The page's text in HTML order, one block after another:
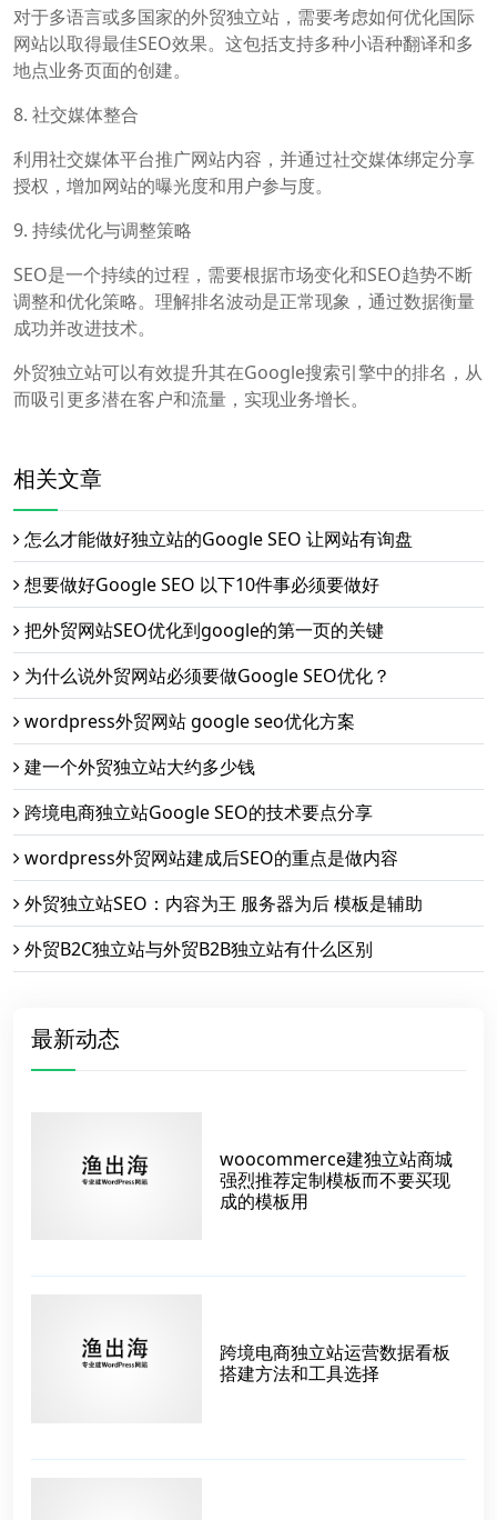
对于多语言或多国家的外贸独立站，需要考虑如何优化国际
网站以取得最佳SEO效果。这包括支持多种小语种翻译和多
地点业务页面的创建。
8. 社交媒体整合
利用社交媒体平台推广网站内容，并通过社交媒体绑定分享
授权，增加网站的曝光度和用户参与度。
9. 持续优化与调整策略
SEO是一个持续的过程，需要根据市场变化和SEO趋势不断
调整和优化策略。理解排名波动是正常现象，通过数据衡量
成功并改进技术。
外贸独立站可以有效提升其在Google搜索引擎中的排名，从
而吸引更多潜在客户和流量，实现业务增长。
相关文章
怎么才能做好独立站的Google SEO 让网站有询盘
想要做好Google SEO 以下10件事必须要做好
把外贸网站SEO优化到google的第一页的关键
为什么说外贸网站必须要做Google SEO优化？
wordpress外贸网站 google seo优化方案
建一个外贸独立站大约多少钱
跨境电商独立站Google SEO的技术要点分享
wordpress外贸网站建成后SEO的重点是做内容
外贸独立站SEO：内容为王 服务器为后 模板是辅助
外贸B2C独立站与外贸B2B独立站有什么区别
最新动态
woocommerce建独立站商城
强烈推荐定制模板而不要买现
成的模板用
跨境电商独立站运营数据看板
搭建方法和工具选择